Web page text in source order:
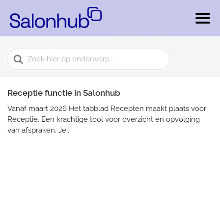
Search
For
Receptie functie in Salonhub
Vanaf maart 2026 Het tabblad Recepten maakt plaats voor
Receptie. Een krachtige tool voor overzicht en opvolging
van afspraken. Je...